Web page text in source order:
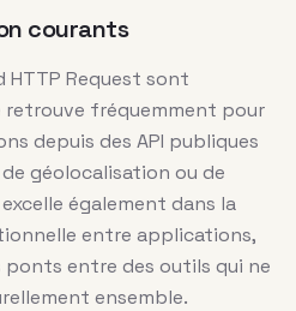
courants
HTTP Request sont
retrouve fréquemment pour
depuis des API publiques
géolocalisation ou de
également dans la
entre applications,
entre des outils qui ne
ensemble.